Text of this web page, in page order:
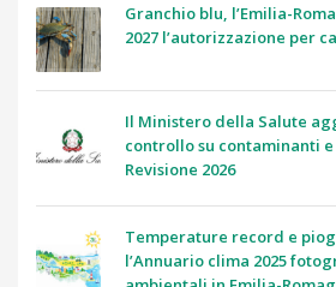
Granchio blu, l’Emilia-
2027 l’autorizzazione per
Il Ministero della Salute
controllo su contaminanti
Revisione 2026
Temperature record e
l’Annuario clima 2025